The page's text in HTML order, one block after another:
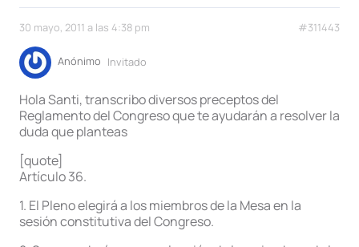
30 mayo, 2011 a las 4:38 pm #311443
Anónimo Invitado
Hola Santi, transcribo diversos preceptos del
Reglamento del Congreso que te ayudarán a resolver la
duda que planteas
[quote]
Artículo 36.
1. El Pleno elegirá a los miembros de la Mesa en la
sesión constitutiva del Congreso.